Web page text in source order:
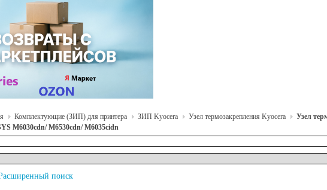
Комплектующие (ЗИП) для принтера ЗИП Kyocera Узел термозакрепления Kyocera
Узел
M6030cdn/ M6530cdn/ M6035cidn
поиск